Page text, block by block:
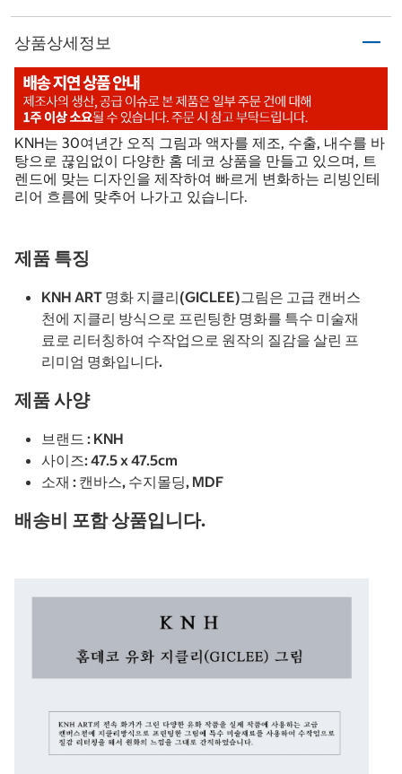
상품상세정보
KNH는 30여년간 오직 그림과 액자를 제조, 수출, 내수를 바
탕으로 끊임없이 다양한 홈 데코 상품을 만들고 있으며, 트
렌드에 맞는 디자인을 제작하여 빠르게 변화하는 리빙인테
리어 흐름에 맞추어 나가고 있습니다.
제품 특징
KNH ART 명화 지클리(GICLEE)그림은 고급 캔버스
천에 지클리 방식으로 프린팅한 명화를 특수 미술재
료로 리터칭하여 수작업으로 원작의 질감을 살린 프
리미엄 명화입니다.
제품 사양
브랜드 : KNH
사이즈: 47.5 x 47.5cm
소재 : 캔바스, 수지몰딩, MDF
배송비 포함 상품입니다.